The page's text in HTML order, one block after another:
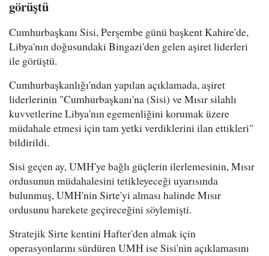
görüştü
Cumhurbaşkanı Sisi, Perşembe günü başkent Kahire'de,
Libya'nın doğusundaki Bingazi'den gelen aşiret liderleri
ile görüştü.
Cumhurbaşkanlığı'ndan yapılan açıklamada, aşiret
liderlerinin "Cumhurbaşkanı'na (Sisi) ve Mısır silahlı
kuvvetlerine Libya'nın egemenliğini korumak üzere
müdahale etmesi için tam yetki verdiklerini ilan ettikleri"
bildirildi.
Sisi geçen ay, UMH'ye bağlı güçlerin ilerlemesinin, Mısır
ordusunun müdahalesini tetikleyeceği uyarısında
bulunmuş, UMH'nin Sirte'yi alması halinde Mısır
ordusunu harekete geçireceğini söylemişti.
Stratejik Sirte kentini Hafter'den almak için
operasyonlarını sürdüren UMH ise Sisi'nin açıklamasını